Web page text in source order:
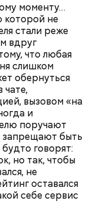
моменту…
которой не
стали реже
вдруг
что любая
слишком
обернуться
вызовом «на
и
поручают
запрещают быть
говорят:
но так, чтобы
не
оставался
себе сервис